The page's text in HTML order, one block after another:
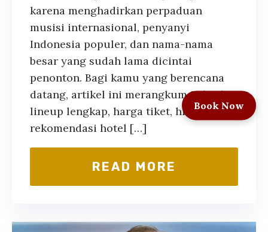
Book Now
karena menghadirkan perpaduan
musisi internasional, penyanyi
Indonesia populer, dan nama-nama
besar yang sudah lama dicintai
penonton. Bagi kamu yang berencana
datang, artikel ini merangkum jadwal,
lineup lengkap, harga tiket, hingga
rekomendasi hotel […]
READ MORE